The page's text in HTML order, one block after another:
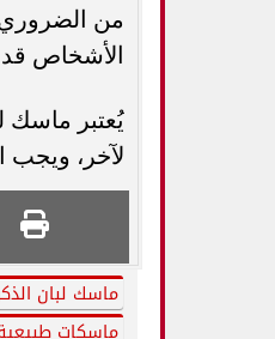
من الضروري
الأشخاص قد
يُعتبر ماسك
لآخر، ويجب
ماسك لبان
ماسكات طبيعية